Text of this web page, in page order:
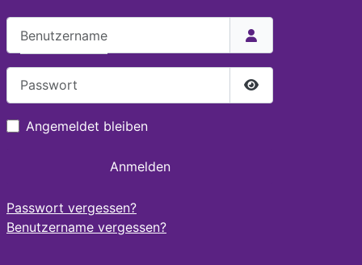
Passwort
Passwort
Angemeldet bleiben
Anmelden
Passwort vergessen?
Benutzername vergessen?